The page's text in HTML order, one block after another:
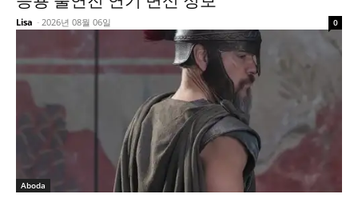
Lisa - 2026년 08월 06일 0
Aboda